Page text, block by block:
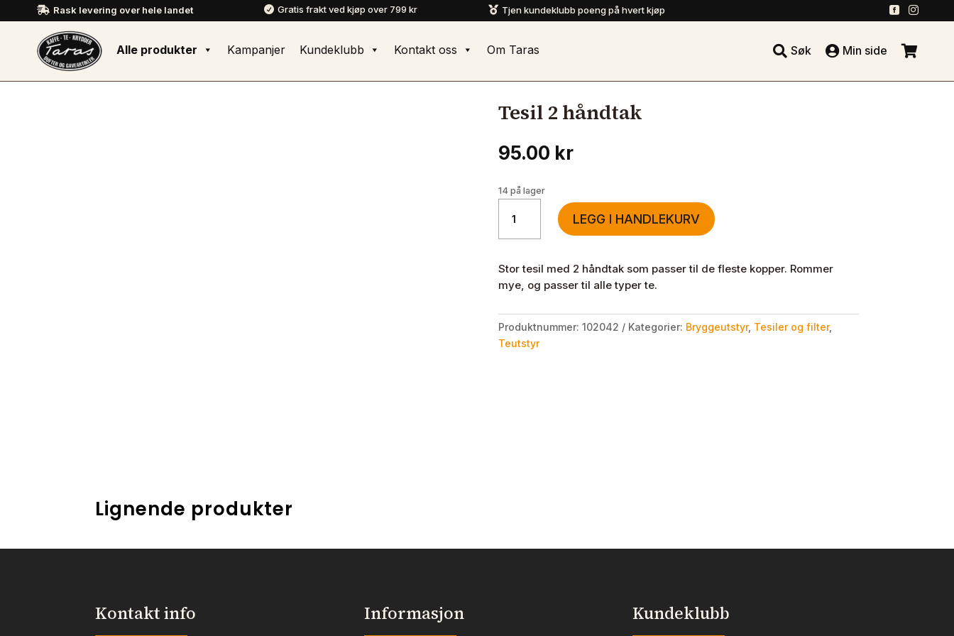
 Rask levering over hele landet  Gratis frakt ved kjøp over 799 kr  Tjen kundeklubb poeng på hvert kjøp  
Alle produkter Kampanjer Kundeklubb Kontakt oss Om Taras  Søk  Min side 
Tesil 2 håndtak
95.00 kr
14 på lager
håndtak
LEGG I HANDLEKURV
Stor tesil med 2 håndtak som passer til de fleste kopper. Rommer
mye, og passer til alle typer te.
Produktnummer: 102042 Kategorier: Bryggeutstyr, Tesiler og filter,
Teutstyr
Lignende produkter
Kontakt info Informasjon Kundeklubb